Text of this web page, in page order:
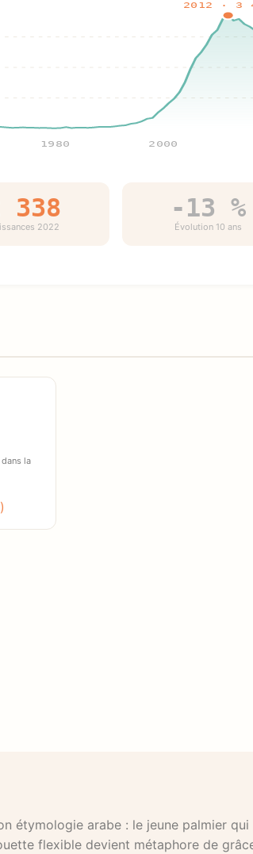
1980 2000
2012 · 3
338
2022
-13 %
Évolution 10 ans
la
étymologie arabe : le jeune palmier qui
flexible devient métaphore de